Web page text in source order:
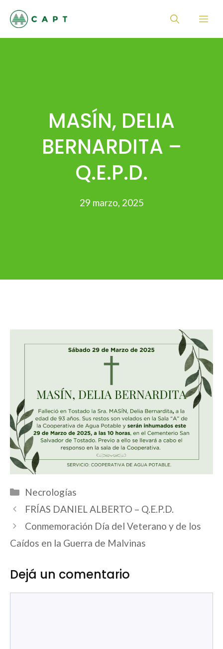
MASÍN, DELIA
BERNARDITA –
Q.E.P.D.
29 marzo, 2025
Categorías
Necrologías
FRÍAS DANIEL ALBERTO – Q.E.P.D.
Conmemoración Día del Veterano y de los
Caídos en la Guerra de Malvinas
Dejá un comentario